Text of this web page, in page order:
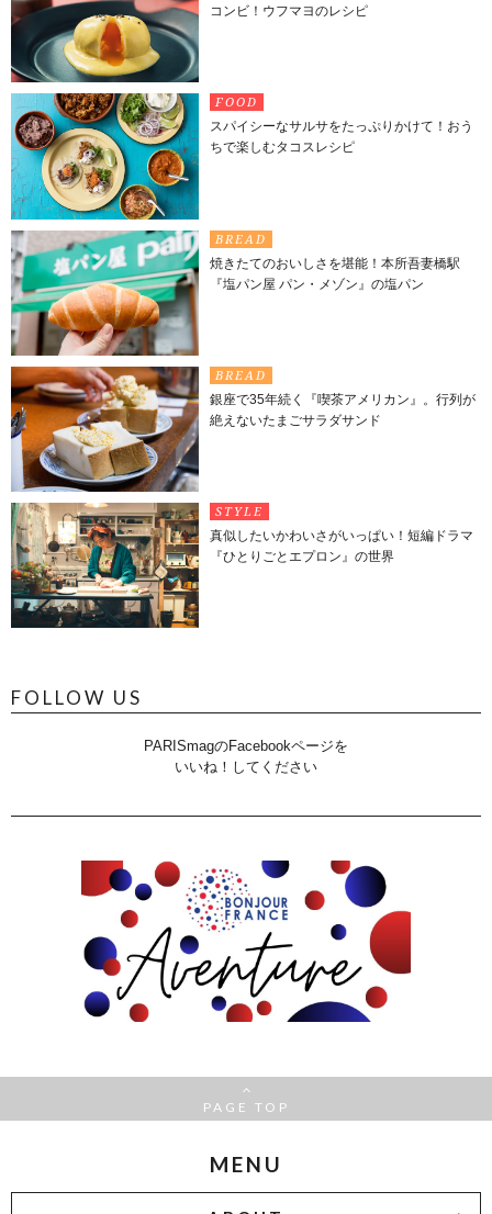
コンビ！ウフマヨのレシピ
FOOD
スパイシーなサルサをたっぷりかけて！おう
ちで楽しむタコスレシピ
BREAD
焼きたてのおいしさを堪能！本所吾妻橋駅
『塩パン屋 パン・メゾン』の塩パン
BREAD
銀座で35年続く『喫茶アメリカン』。行列が
絶えないたまごサラダサンド
STYLE
真似したいかわいさがいっぱい！短編ドラマ
『ひとりごとエプロン』の世界
FOLLOW US
PARISmagのFacebookページを
いいね！してください
PAGE TOP
MENU